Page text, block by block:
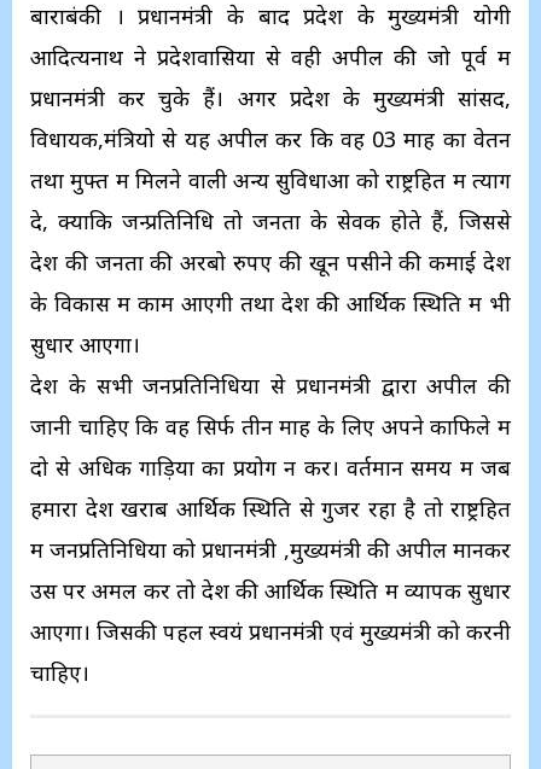
बाराबंकी । प्रधानमंत्री के बाद प्रदेश के मुख्यमंत्री योगी
आदित्यनाथ ने प्रदेशवासियों से वही अपील की जो पूर्व में
प्रधानमंत्री कर चुके हैं। अगर प्रदेश के मुख्यमंत्री सांसद,
विधायक,मंत्रियो से यह अपील करें कि वह 03 माह का वेतन
तथा मुफ्त में मिलने वाली अन्य सुविधाओं को राष्ट्रहित में त्याग
दे, क्योंकि जन्प्रतिनिधि तो जनता के सेवक होते हैं, जिससे
देश की जनता की अरबो रुपए की खून पसीने की कमाई देश
के विकास में काम आएगी तथा देश की आर्थिक स्थिति में भी
सुधार आएगा।
देश के सभी जनप्रतिनिधियों से प्रधानमंत्री द्वारा अपील की
जानी चाहिए कि वह सिर्फ तीन माह के लिए अपने काफिले में
दो से अधिक गाड़ियों का प्रयोग न करें। वर्तमान समय में जब
हमारा देश खराब आर्थिक स्थिति से गुजर रहा है तो राष्ट्रहित
में जनप्रतिनिधियों को प्रधानमंत्री ,मुख्यमंत्री की अपील मानकर
उस पर अमल करें तो देश की आर्थिक स्थिति में व्यापक सुधार
आएगा। जिसकी पहल स्वयं प्रधानमंत्री एवं मुख्यमंत्री को करनी
चाहिए।